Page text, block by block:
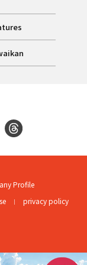
Profile
privacy policy